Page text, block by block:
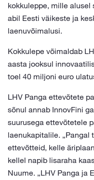
kokkuleppe, mille alusel
abil Eesti väikeste ja
laenuvõimalusi.
Kokkulepe võimaldab
aasta jooksul
toel 40 miljoni euro
LHV Panga ettevõtete
sõnul annab InnovFini
suurusega ettevõtetele
laenukapitalile. „Pangal
ettevõtteid, kelle
kellel napib lisaraha
Nuume. „LHV Panga ja